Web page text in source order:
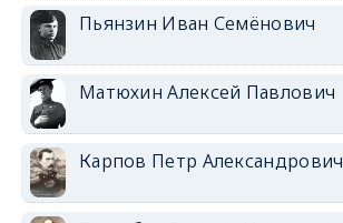
Пьянзин Иван Семёнович
Матюхин Алексей Павлович
Карпов Петр Александрович